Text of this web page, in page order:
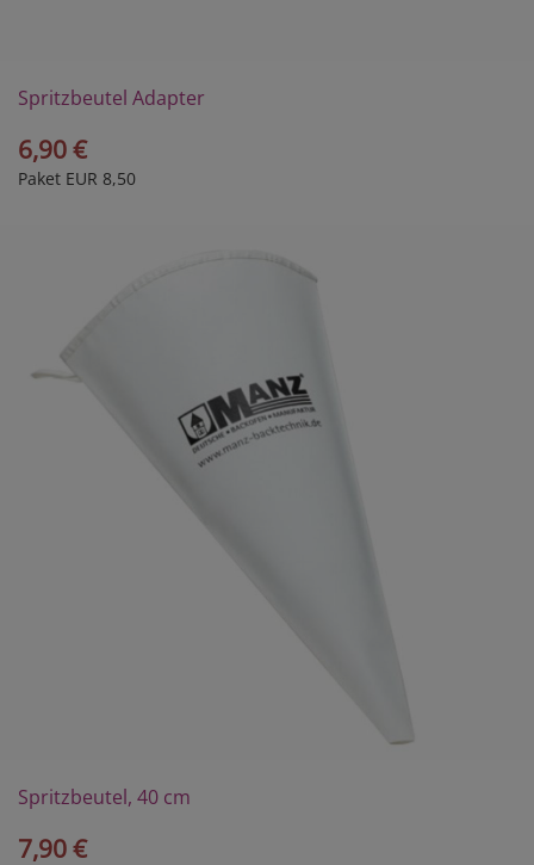
Spritzbeutel Adapter
6,90 €
Paket EUR 8,50
Spritzbeutel, 40 cm
7,90 €